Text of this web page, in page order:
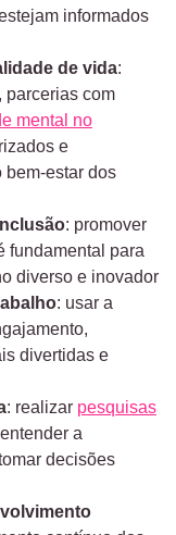
informados
de vida:
parcerias com
mental no
e
bem-estar dos
: promover
fundamental para
diverso e inovador
: usar a
divertidas e
: realizar pesquisas
a
decisões